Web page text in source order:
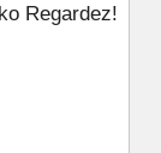
Regardez!